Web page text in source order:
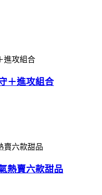
＋進攻組合
熱賣六款甜品